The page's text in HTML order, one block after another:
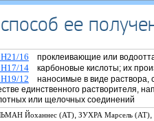
ее
16 проклеивающие или
14карбоновые кислоты; их
12 наносимые в виде раствора,
единственного растворителя,
или щелочных соединений
Йоханнес (AT), ЗУХРА Марсель (AT),